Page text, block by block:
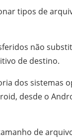
tipos de
não
de destino.
dos sistemas
desde o
de